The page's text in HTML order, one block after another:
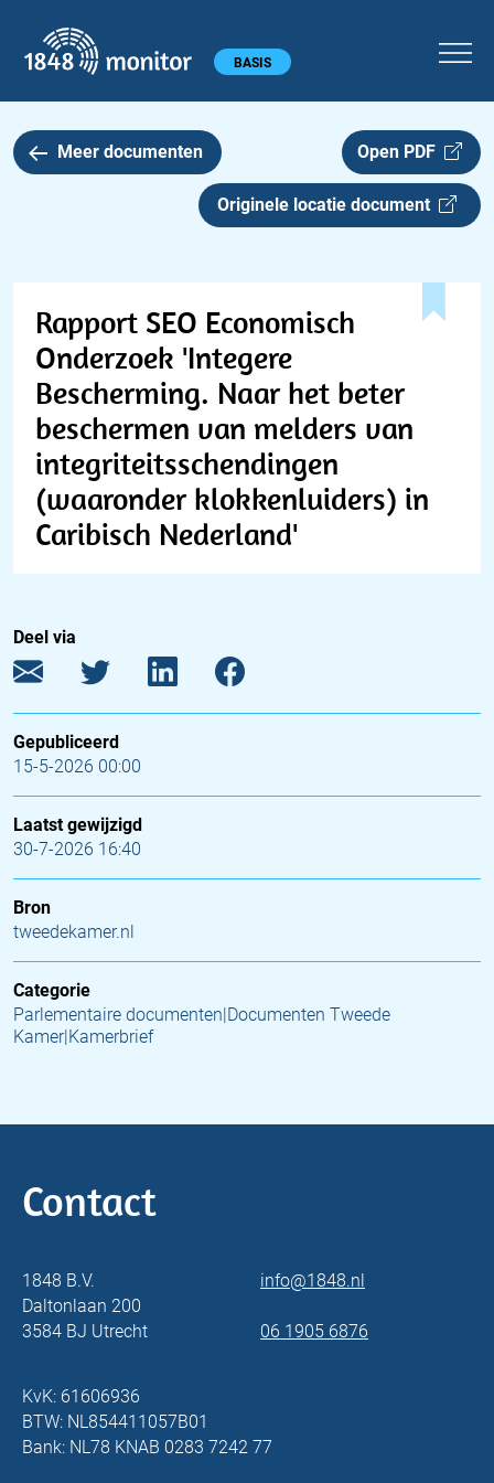
Hoofdmenu BASIS
Meer documenten Open PDF
Originele locatie document
Rapport SEO Economisch
Onderzoek 'Integere
Bescherming. Naar het beter
beschermen van melders van
integriteitsschendingen
(waaronder klokkenluiders) in
Caribisch Nederland'
Deel via
Gepubliceerd
15-5-2026 00:00
Laatst gewijzigd
30-7-2026 16:40
Bron
tweedekamer.nl
Categorie
Parlementaire documenten|Documenten Tweede
Kamer|Kamerbrief
Contact
1848 B.V.
Daltonlaan 200
3584 BJ Utrecht
info@1848.nl
06 1905 6876
KvK: 61606936
BTW: NL854411057B01
Bank: NL78 KNAB 0283 7242 77